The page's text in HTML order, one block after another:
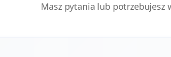
Masz pytania lub potrzebujesz